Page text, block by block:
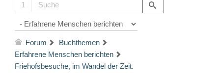
1
Forum
Buchthemen
Erfahrene Menschen berichten
Friehofsbesuche, im Wandel der Zeit.